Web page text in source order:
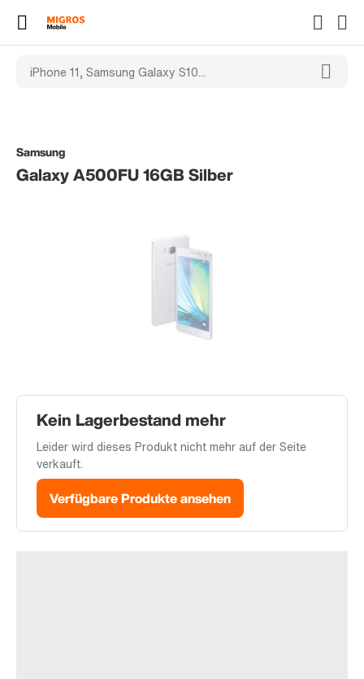
Samsung
Galaxy A500FU 16GB Silber
Kein Lagerbestand mehr
Leider wird dieses Produkt nicht mehr auf der Seite
verkauft.
Verfügbare Produkte ansehen